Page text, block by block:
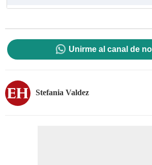
Unirme al canal de
Stefania Valdez